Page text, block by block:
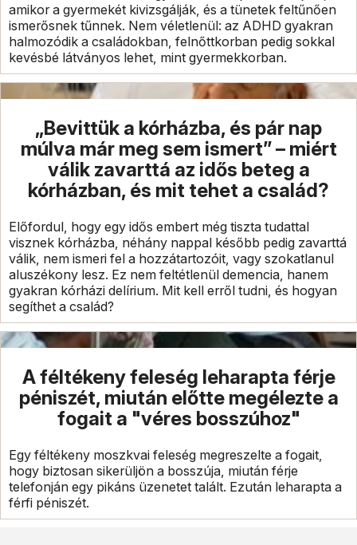
amikor a gyermekét kivizsgálják, és a tünetek feltűnően
ismerősnek tűnnek. Nem véletlenül: az ADHD gyakran
halmozódik a családokban, felnőttkorban pedig sokkal
kevésbé látványos lehet, mint gyermekkorban.
„Bevittük a kórházba, és pár nap
múlva már meg sem ismert” – miért
válik zavarttá az idős beteg a
kórházban, és mit tehet a család?
Előfordul, hogy egy idős embert még tiszta tudattal
visznek kórházba, néhány nappal később pedig zavarttá
válik, nem ismeri fel a hozzátartozóit, vagy szokatlanul
aluszékony lesz. Ez nem feltétlenül demencia, hanem
gyakran kórházi delírium. Mit kell erről tudni, és hogyan
segíthet a család?
A féltékeny feleség leharapta férje
péniszét, miután előtte megélezte a
fogait a "véres bosszúhoz"
Egy féltékeny moszkvai feleség megreszelte a fogait,
hogy biztosan sikerüljön a bosszúja, miután férje
telefonján egy pikáns üzenetet talált. Ezután leharapta a
férfi péniszét.